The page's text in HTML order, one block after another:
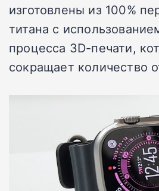
изготовлены из 100%
титана с
процесса 3D-печати,
сокращает количество